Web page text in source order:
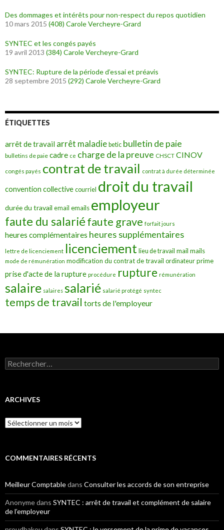
Des dommages et intérêts pour non-respect du repos quotidien
10 mars 2015 (408) Carole Vercheyre-Grard
SYNTEC et les congés payés
19 avril 2013 (384) Carole Vercheyre-Grard
SYNTEC: Rupture de la période d’essai et préavis
28 septembre 2015 (292) Carole Vercheyre-Grard
ÉTIQUETTES
arrêt de travail arrêt maladie betic bulletin de paie
bulletins de paie cadre ce charge de la preuve CHSCT CINOV
congés payés contrat de travail contrat à durée déterminée
convention collective courriel droit du travail
durée du travail email emails employeur
faute du salariéfaute grave forfait jours
heures complémentaires heures supplémentaires
lettre de licenciement licenciement lieu de travail mail mails
mode de rémunération modification du contrat de travail ordinateur prime
prise d'acte de la rupture procédure rupture rémunération
salaire salaires salarié salarié protégé syntec
temps de travail torts de l'employeur
Rechercher :
ARCHIVES
Archives
COMMENTAIRES RÉCENTS
Meilleur Comptabledans Consulter les accords de son entreprise
Anonymedans SYNTEC : arrêt de travail et complément de salaire
de l’employeur